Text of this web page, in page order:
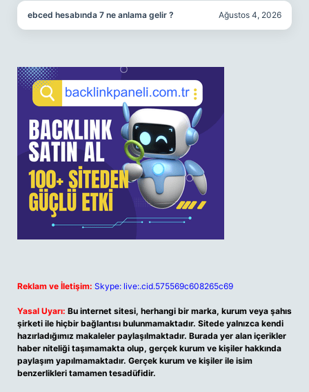
ebced hesabında 7 ne anlama gelir ? Ağustos 4, 2026
Reklam ve İletişim: Skype: live:.cid.575569c608265c69
Yasal Uyarı: Bu internet sitesi, herhangi bir marka, kurum veya şahıs
şirketi ile hiçbir bağlantısı bulunmamaktadır. Sitede yalnızca kendi
hazırladığımız makaleler paylaşılmaktadır. Burada yer alan içerikler
haber niteliği taşımamakta olup, gerçek kurum ve kişiler hakkında
paylaşım yapılmamaktadır. Gerçek kurum ve kişiler ile isim
benzerlikleri tamamen tesadüfidir.